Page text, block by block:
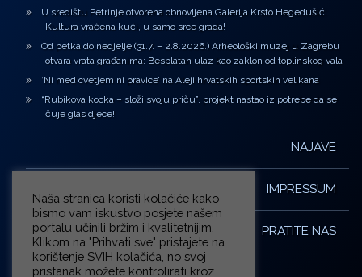
U središtu Petrinje otvorena obnovljena Galerija Krsto Hegedušić:
Kultura vraćena kući, u samo srce grada!
Od petka do nedjelje (31.7. – 2.8.2026.) Arheološki muzej u Zagrebu
otvara vrata građanima: Besplatan ulaz kao zaklon od toplinskog vala
‘Ni med cvetjem ni pravice’ na Aleji hrvatskih sportskih velikana
“Rubikova kocka – složi svoju priču”, projekt nastao iz potrebe da se
čuje glas djece!
NAJAVE
IMPRESSUM
PRATITE NAS
Naša stranica koristi kolačiće kako
bismo vam iskustvo posjete našem
portalu učinili bržim i kvalitetnijim.
Klikom na "Prihvati sve" pristajete na
korištenje SVIH kolačića, no svoj
pristanak možete kontrolirati kroz